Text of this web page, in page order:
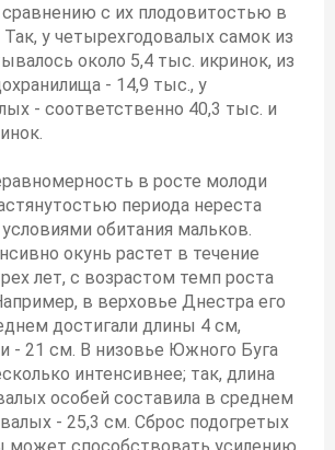
сравнению с их плодовитостью в
Так, у четырехгодовалых самок из
около 5,4 тыс. икринок, из
- 14,9 тыс., у
- соответственно 40,3 тыс. и
в росте молоди
периода нереста
обитания мальков.
окунь растет в течение
лет, с возрастом темп роста
в верховье Днестра его
достигали длины 4 см,
- 21 см. В низовье Южного Буга
интенсивнее; так, длина
особей составила в среднем
- 25,3 см. Сброс подогретых